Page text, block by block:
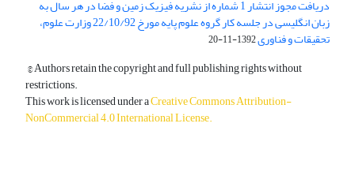
دریافت مجوز انتشار 1 شماره از نشریه فیزیک زمین و فضا در هر سال به
زبان انگلیسی در جلسه کار گروه علوم پایه مورخ 22/10/92 وزارت علوم،
تحقیقات و فناوری1392-11-20
© Authors retain the copyright and full publishing rights without
restrictions.
This work is licensed under aCreative Commons Attribution-
NonCommercial 4.0 International License.